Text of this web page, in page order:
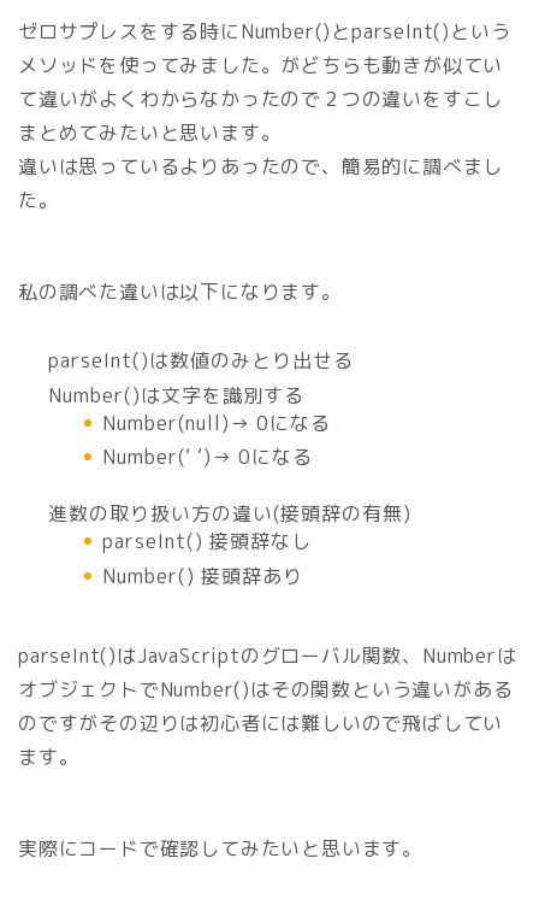
ゼロサプレスをする時にNumber()とparseInt()という
メソッドを使ってみました。がどちらも動きが似てい
て違いがよくわからなかったので２つの違いをすこし
まとめてみたいと思います。
違いは思っているよりあったので、簡易的に調べまし
た。
私の調べた違いは以下になります。
parseInt()は数値のみとり出せる
Number()は文字を識別する
Number(null)→ 0になる
Number(‘ ‘)→ 0になる
進数の取り扱い方の違い(接頭辞の有無)
parseInt() 接頭辞なし
Number() 接頭辞あり
parseInt()はJavaScriptのグローバル関数、Numberは
オブジェクトでNumber()はその関数という違いがある
のですがその辺りは初心者には難しいので飛ばしてい
ます。
実際にコードで確認してみたいと思います。